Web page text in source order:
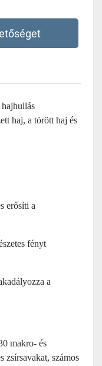
haj, a törött haj és
erősíti a
fényt
a
makro- és
zsírsavakat, számos